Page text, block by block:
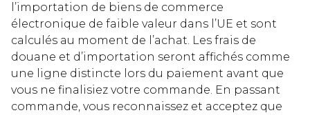
l’importation de biens de commerce
électronique de faible valeur dans l’UE et sont
calculés au moment de l’achat. Les frais de
douane et d’importation seront affichés comme
une ligne distincte lors du paiement avant que
vous ne finalisiez votre commande. En passant
commande, vous reconnaissez et acceptez que